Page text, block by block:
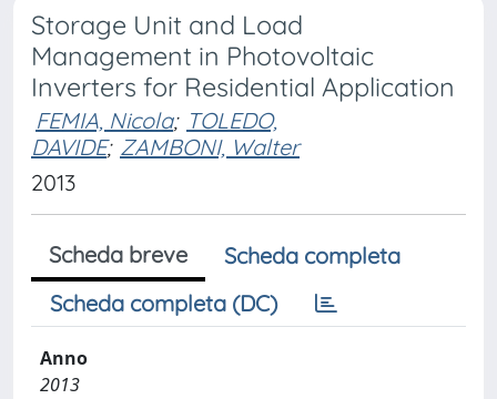
Storage Unit and Load
Management in Photovoltaic
Inverters for Residential Application
FEMIA, Nicola; TOLEDO,
DAVIDE; ZAMBONI, Walter
2013
Scheda breve
Scheda completa
Scheda completa (DC)
Anno
2013